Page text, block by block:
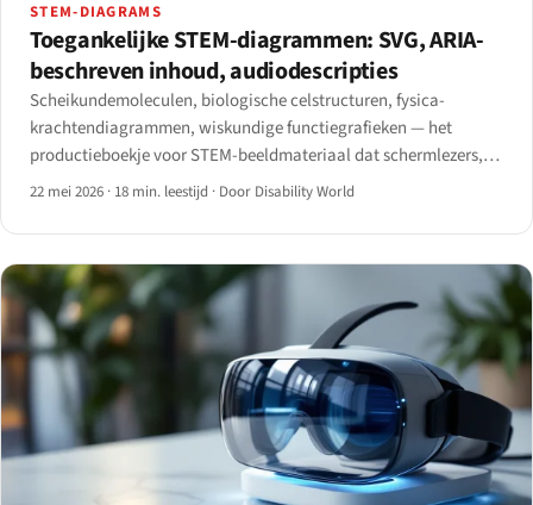
STEM-DIAGRAMS
Toegankelijke STEM-diagrammen: SVG, ARIA-
beschreven inhoud, audiodescripties
Scheikundemoleculen, biologische celstructuren, fysica-
krachtendiagrammen, wiskundige functiegrafieken — het
productieboekje voor STEM-beeldmateriaal dat schermlezers,
leesbaar braille en audiodescriptiestromen daadwerkelijk
22 mei 2026 · 18 min. leestijd · Door Disability World